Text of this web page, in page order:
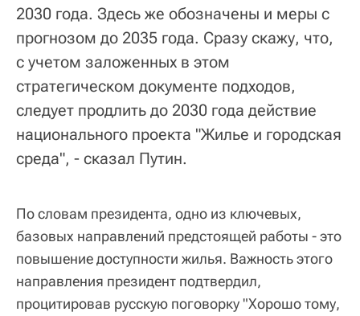
2030 года. Здесь же обозначены и меры с
прогнозом до 2035 года. Сразу скажу, что,
с учетом заложенных в этом
стратегическом документе подходов,
следует продлить до 2030 года действие
национального проекта "Жилье и городская
среда", - сказал Путин.
По словам президента, одно из ключевых,
базовых направлений предстоящей работы - это
повышение доступности жилья. Важность этого
направления президент подтвердил,
процитировав русскую поговорку "Хорошо тому,